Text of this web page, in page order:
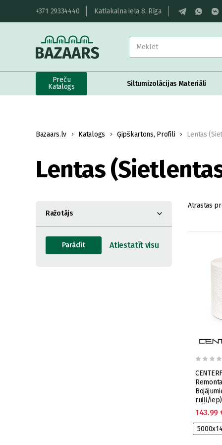
+371 29334440 Katlakalna iela 8, Rīga
Preču
Katalogs
Siltumizolācijas Materiāli
Bazaars.lv Katalogs Ģipškartons, Profili Lentas
Lentas
Ražotājs
Atrastas
ruļļi/
143.99